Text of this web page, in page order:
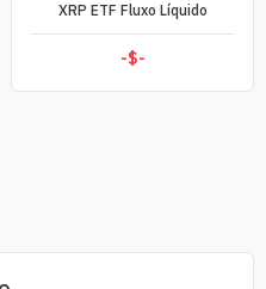
XRP ETF Fluxo Líquido
-$-